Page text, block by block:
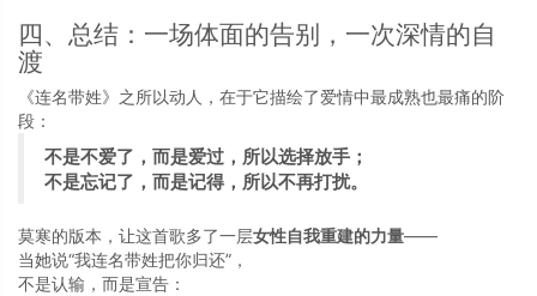
四、总结：一场体面的告别，一次深情的自
渡
《连名带姓》之所以动人，在于它描绘了爱情中最成熟也最痛的阶
段：
不是不爱了，而是爱过，所以选择放手；
不是忘记了，而是记得，所以不再打扰。
莫寒的版本，让这首歌多了一层女性自我重建的力量——
当她说“我连名带姓把你归还”，
不是认输，而是宣告：